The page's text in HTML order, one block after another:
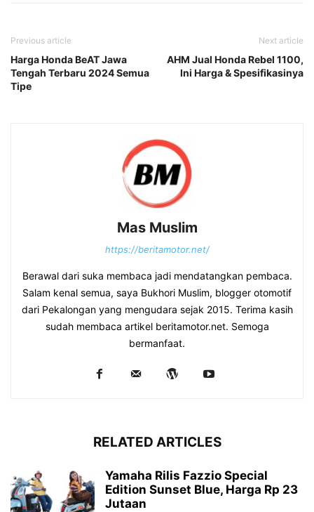
Previous article
Harga Honda BeAT Jawa
Tengah Terbaru 2024 Semua
Tipe
Next article
AHM Jual Honda Rebel 1100,
Ini Harga & Spesifikasinya
Mas Muslim
https://beritamotor.net/
Berawal dari suka membaca jadi mendatangkan pembaca.
Salam kenal semua, saya Bukhori Muslim, blogger otomotif
dari Pekalongan yang mengudara sejak 2015. Terima kasih
sudah membaca artikel beritamotor.net. Semoga
bermanfaat.
RELATED ARTICLES
Yamaha Rilis Fazzio Special
Edition Sunset Blue, Harga Rp 23
Jutaan